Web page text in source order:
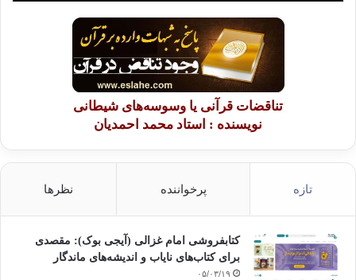
تناقضات قرآنی یا وسوسه‌های شیطانی
نویسنده : استاد محمد احمدیان
تازه پرخواننده نظرها
کتابفروشی امام غزالی (آیجی بوک): مقصدی
برای کتاب‌های نایاب و اندیشه‌های ماندگار
۰۵/۰۳/۱۹